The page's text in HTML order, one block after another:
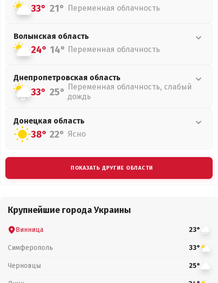
33° 21° Переменная облачность
Волынская область
24° 14° Переменная облачность
Днепропетровская область
33° 25° Переменная облачность, слабый
дождь
Донецкая область
38° 22° Ясно
ПОКАЗАТЬ ДРУГИЕ ОБЛАСТИ
Крупнейшие города Украины
Винница 23°
Симферополь 33°
Черновцы 25°